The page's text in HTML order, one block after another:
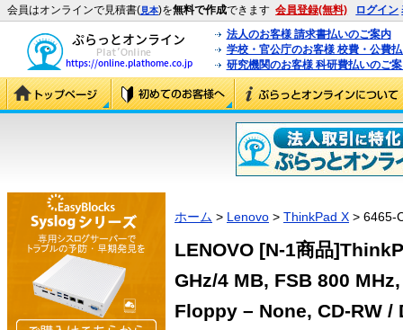
会員はオンラインで見積書(見本)を無料で作成できます 会員登録(無料) ログイン
法人のお客様 請求書払いのご案内
学校・官公庁のお客様 校費・公費
研究機関のお客様 科研費払いのご
ホーム > Lenovo > ThinkPad X > 6465-
LENOVO [N-1商品
GHz/4 MB, FSB 800
Floppy – None, CD-RW /